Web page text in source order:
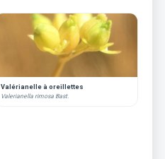
Valérianelle à oreillettes
Valerianella rimosa Bast.